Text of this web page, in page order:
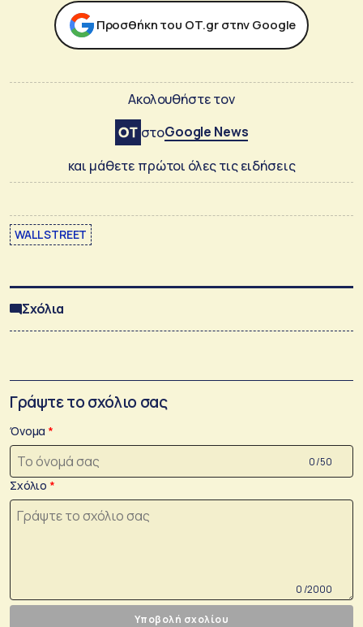
Προσθήκη του ΟΤ.gr στην Google
Ακολουθήστε τον
στοGoogle News
και μάθετε πρώτοι όλες τις ειδήσεις
WALL STREET
Σχόλια
Γράψτε το σχόλιο σας
Όνομα
0 /50
Σχόλιο
0 /2000
Υποβολή σχολίου